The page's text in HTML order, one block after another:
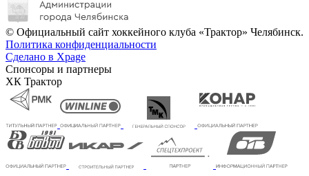
© Официальный сайт хоккейного клуба «Трактор» Челябинск.
Политика конфиденциальности
Сделано в Xpage
Спонсоры и партнеры
ХК Трактор